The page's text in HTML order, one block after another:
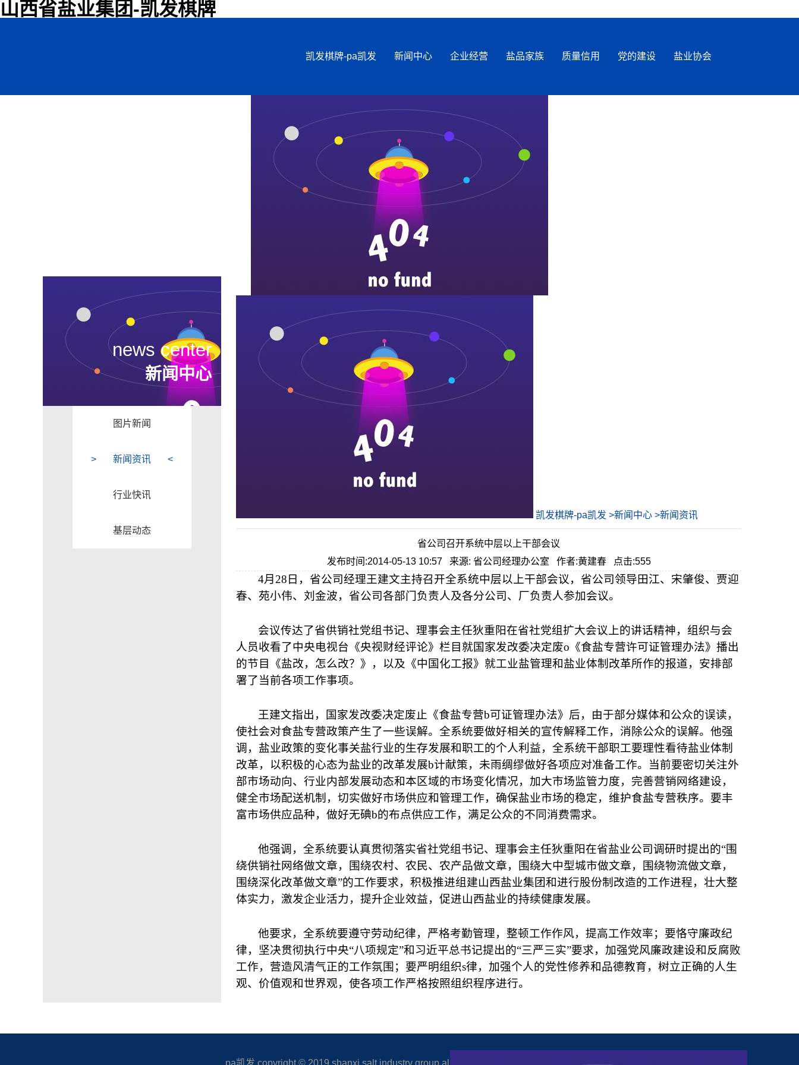
山西省盐业集团-凯发棋牌
凯发棋牌-pa凯发 新闻中心 企业经营 盐品家族 质量信用 党的建设 盐业协会
news center
新闻中心
图片新闻
新闻资讯
行业快讯
基层动态
凯发棋牌-pa凯发 >新闻中心 >新闻资讯
省公司召开系统中层以上干部会议
发布时间:2014-05-13 10:57 来源: 省公司经理办公室 作者:黄建春 点击:555
4月 28 日 ，省公司经理王建文主持召开全系统中层以上干部会议，省公司领导田江、宋肇俊、贾迎
春、苑小伟、刘金波，省公司各部门负责人及各分公司、厂负责人参加会议。
会议传达了省供销社党组书记、理事会主任狄重阳在省社党组扩大会议上的讲话精神，组织与会
人员收看了中央电视台《央视财经评论》栏目就国家发改委决定废o《食盐专营许可证管理办法》播出
的节目《盐改，怎么改？》，以及《中国化工报》就工业盐管理和盐业体制改革所作的报道，安排部
署了当前各项工作事项。
王建文指出，国家发改委决定废止《食盐专营b可证管理办法》后，由于部分媒体和公众的误读，
使社会对食盐专营政策产生了一些误解。全系统要做好相关的宣传解释工作，消除公众的误解。他强
调，盐业政策的变化事关盐行业的生存发展和职工的个人利益，全系统干部职工要理性看待盐业体制
改革，以积极的心态为盐业的改革发展b计献策，未雨绸缪做好各项应对准备工作。当前要密切关注外
部市场动向、行业内部发展动态和本区域的市场变化情况，加大市场监管力度，完善营销网络建设，
健全市场配送机制，切实做好市场供应和管理工作，确保盐业市场的稳定，维护食盐专营秩序。要丰
富市场供应品种，做好无碘b的布点供应工作，满足公众的不同消费需求。
他强调，全系统要认真贯彻落实省社党组书记、理事会主任狄重阳在省盐业公司调研时提出的“围
绕供销社网络做文章，围绕农村、农民、农产品做文章，围绕大中型城市做文章，围绕物流做文章，
围绕深化改革做文章”的工作要求，积极推进组建山西盐业集团和进行股份制改造的工作进程，壮大整
体实力，激发企业活力，提升企业效益，促进山西盐业的持续健康发展。
他要求，全系统要遵守劳动纪律，严格考勤管理，整顿工作作风，提高工作效率；要恪守廉政纪
律，坚决贯彻执行中央“八项规定”和习近平总书记提出的“三严三实”要求，加强党风廉政建设和反腐败
工作，营造风清气正的工作氛围；要严明组织s律，加强个人的党性修养和品德教育，树立正确的人生
观、价值观和世界观，使各项工作严格按照组织程序进行。
pa凯发 copyright © 2019 shanxi salt industry group all rights reserved.